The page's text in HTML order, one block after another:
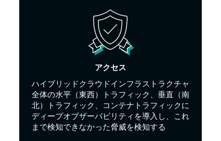
アクセス
ハイブリッドクラウドインフラストラクチャ
全体の水平（東西）トラフィック、垂直（南
北）トラフィック、コンテナトラフィックに
ディープオブザーバビリティを導入し、これ
まで検知できなかった脅威を検知する